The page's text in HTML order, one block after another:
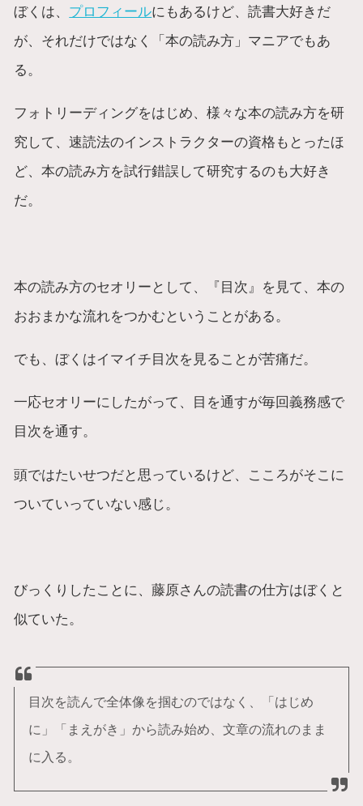
ぼくは、 プロフィールにもあるけど、読書大好きだ
が、それだけではなく「本の読み方」マニアでもあ
る。
フォトリーディングをはじめ、様々な本の読み方を研
究して、速読法のインストラクターの資格もとったほ
ど、本の読み方を試行錯誤して研究するのも大好き
だ。
本の読み方のセオリーとして、『目次』を見て、本の
おおまかな流れをつかむということがある。
でも、ぼくはイマイチ目次を見ることが苦痛だ。
一応セオリーにしたがって、目を通すが毎回義務感で
目次を通す。
頭ではたいせつだと思っているけど、こころがそこに
ついていっていない感じ。
びっくりしたことに、藤原さんの読書の仕方はぼくと
似ていた。
目次を読んで全体像を掴むのではなく、「はじめ
に」「まえがき」から読み始め、文章の流れのまま
に入る。